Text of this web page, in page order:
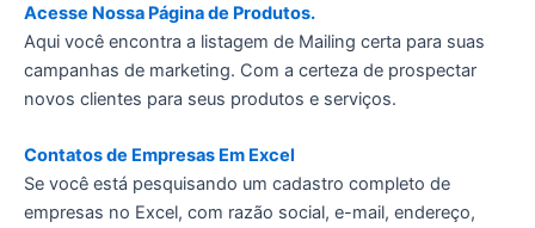
Acesse Nossa Página de Produtos.
Aqui você encontra a listagem de Mailing certa para suas
campanhas de marketing. Com a certeza de prospectar
novos clientes para seus produtos e serviços.
Contatos de Empresas Em Excel
Se você está pesquisando um cadastro completo de
empresas no Excel, com razão social, e-mail, endereço,